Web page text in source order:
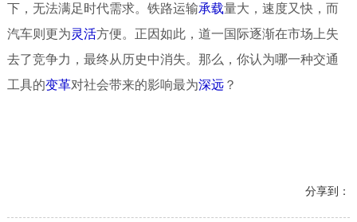
下，无法满足时代需求。铁路运输承载量大，速度又快，而
汽车则更为灵活方便。正因如此，道一国际逐渐在市场上失
去了竞争力，最终从历史中消失。那么，你认为哪一种交通
工具的变革对社会带来的影响最为深远？
分享到：